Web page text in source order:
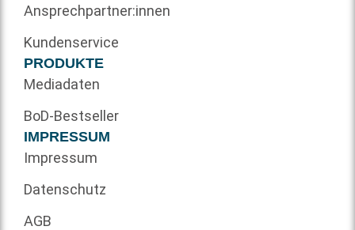
Ansprechpartner:innen
Kundenservice
PRODUKTE
Mediadaten
BoD-Bestseller
IMPRESSUM
Impressum
Datenschutz
AGB